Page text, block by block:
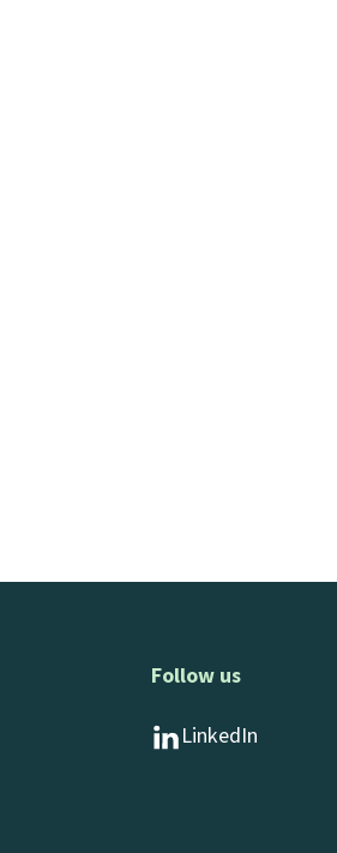
Follow us
LinkedIn